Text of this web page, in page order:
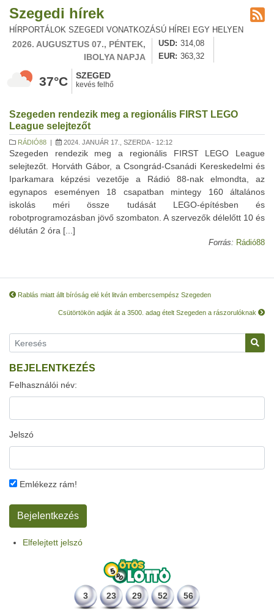
Szegedi hírek
HÍRPORTÁLOK SZEGEDI VONATKOZÁSÚ HÍREI EGY HELYEN
2026. AUGUSZTUS 07., PÉNTEK,
IBOLYA NAPJA
USD
314,08
EUR
363,32
37°C SZEGED
kevés felhő
Szegeden rendezik meg a regionális FIRST LEGO
League selejtezőt
RÁDIÓ88 | 2024. JANUÁR 17., SZERDA - 12:12
Szegeden rendezik meg a regionális FIRST LEGO League
selejtezőt. Horváth Gábor, a Csongrád-Csanádi Kereskedelmi és
Iparkamara képzési vezetője a Rádió 88-nak elmondta, az
egynapos eseményen 18 csapatban mintegy 160 általános
iskolás méri össze tudását LEGO-építésben és
robotprogramozásban jövő szombaton. A szervezők délelőtt 10 és
délután 2 óra [...]
Forrás: Rádió88
Rablás miatt állt bíróság elé két litván embercsempész Szegeden
Csütörtökön adják át a 3500. adag ételt Szegeden a rászorulóknak
BEJELENTKEZÉS
Felhasználói név:
Jelszó
Emlékezz rám!
Elfelejtett jelszó
3 23 29 52 56